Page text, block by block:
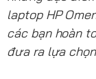
laptop HP
các bạn hoàn
đưa ra lựa